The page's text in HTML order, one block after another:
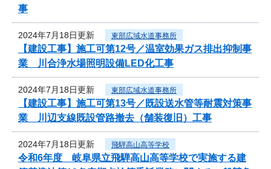
事
2024年7月18日更新 東部広域水道事務所
【建設工事】施工可第12号／温室効果ガス排出抑制事
業 川合浄水場照明設備LED化工事
2024年7月18日更新 東部広域水道事務所
【建設工事】施工可第13号／既設送水管等耐震対策事
業 川辺支線既設管路撤去（舗装復旧）工事
2024年7月18日更新 飛騨高山高等学校
令和6年度 岐阜県立飛騨高山高等学校で実施する建